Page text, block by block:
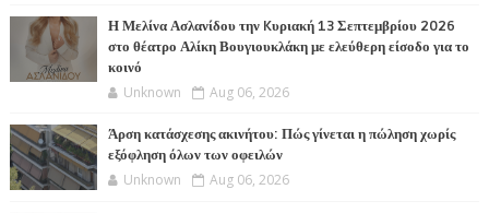
Η Μελίνα Ασλανίδου την Kυριακή 13 Σεπτεμβρίου 2026
στο θέατρο Αλίκη Βουγιουκλάκη με ελεύθερη είσοδο για το
κοινό
Unknown Aug 06, 2026
Άρση κατάσχεσης ακινήτου: Πώς γίνεται η πώληση χωρίς
εξόφληση όλων των οφειλών
Unknown Aug 06, 2026